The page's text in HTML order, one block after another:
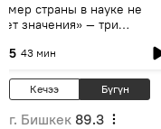
страны в науке не
значения» — три
и Кыргызстана в
43 мин
Кечээ Бүгүн
г. Бишкек 89.3